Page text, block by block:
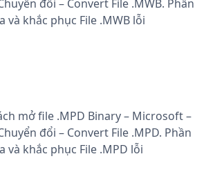
đổi – Convert File .MWB. Phần
và khắc phục File .MWB lỗi
mở file .MPD Binary – Microsoft –
đổi – Convert File .MPD. Phần
và khắc phục File .MPD lỗi